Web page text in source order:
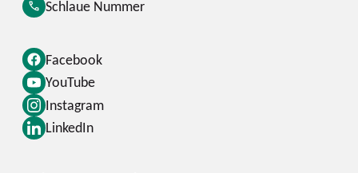
Facebook
YouTube
Instagram
LinkedIn
Schlaue Nummer